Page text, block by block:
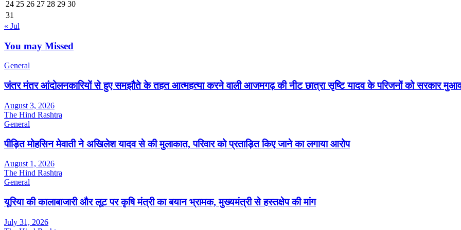
24 25 26 27 28 29 30
31
« Jul
You may Missed
General
जंतर मंतर आंदोलनकारियों से हुए समझौते के तहत आत्महत्या करने वाली आजमगढ़ की नीट छात्रा सृष्टि यादव के परिजनों को सरकार
August 3, 2026
The Hind Rashtra
General
पीड़ित मोहसिन मेवाती ने अखिलेश यादव से की मुलाकात, परिवार को प्रताड़ित किए जाने का लगाया आरोप
August 1, 2026
The Hind Rashtra
General
यूरिया की कालाबाजारी और लूट पर कृषि मंत्री का बयान भ्रामक, मुख्यमंत्री से हस्तक्षेप की मांग
July 31, 2026